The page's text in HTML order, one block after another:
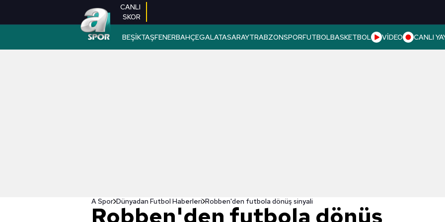
CANLI
SKOR
BEŞİKTAŞFENERBAHÇEGALATASARAYTRABZONSPORFUTBOLBASKETBOL VİDEO CANLI
A Spor Dünyadan Futbol Haberleri Robben'den futbola dönüş sinyali
Robben'den futbola dönüş